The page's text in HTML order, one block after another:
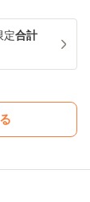
定合計